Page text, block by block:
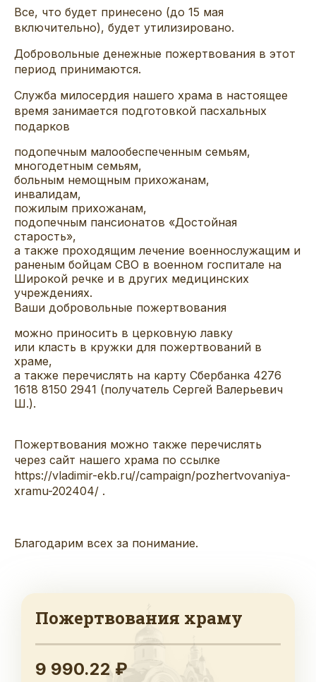
Все, что будет принесено (до 15 мая
включительно), будет утилизировано.
Добровольные денежные пожертвования в этот
период принимаются.
Служба милосердия нашего храма в настоящее
время занимается подготовкой пасхальных
подарков
подопечным малообеспеченным семьям,
многодетным семьям,
больным немощным прихожанам,
инвалидам,
пожилым прихожанам,
подопечным пансионатов «Достойная
старость»,
а также проходящим лечение военнослужащим и
раненым бойцам СВО в военном госпитале на
Широкой речке и в других медицинских
учреждениях.
Ваши добровольные пожертвования
можно приносить в церковную лавку
или класть в кружки для пожертвований в
храме,
а также перечислять на карту Сбербанка 4276
1618 8150 2941 (получатель Сергей Валерьевич
Ш.).
Пожертвования можно также перечислять
через сайт нашего храма по ссылке
https://vladimir-ekb.ru//campaign/pozhertvovaniya-
xramu-202404/ .
Благодарим всех за понимание.
Пожертвования храму
9 990.22 ₽